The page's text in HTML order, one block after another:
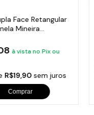
Face Retangular
Mineira
à vista no Pix ou
R$19,90sem juros
Comprar